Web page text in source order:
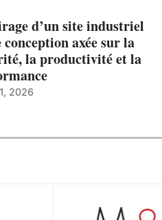
d’un site industriel
conception axée sur la
la productivité et la
2026